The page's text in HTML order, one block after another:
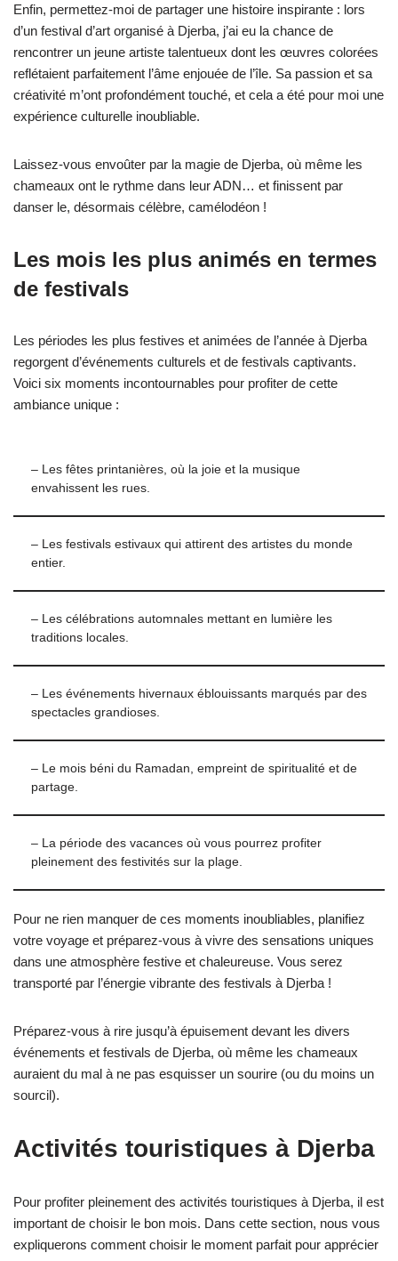
Enfin, permettez-moi de partager une histoire inspirante : lors
d’un festival d’art organisé à Djerba, j’ai eu la chance de
rencontrer un jeune artiste talentueux dont les œuvres colorées
reflétaient parfaitement l’âme enjouée de l’île. Sa passion et sa
créativité m’ont profondément touché, et cela a été pour moi une
expérience culturelle inoubliable.
Laissez-vous envoûter par la magie de Djerba, où même les
chameaux ont le rythme dans leur ADN… et finissent par
danser le, désormais célèbre, camélodéon !
Les mois les plus animés en termes
de festivals
Les périodes les plus festives et animées de l’année à Djerba
regorgent d’événements culturels et de festivals captivants.
Voici six moments incontournables pour profiter de cette
ambiance unique :
– Les fêtes printanières, où la joie et la musique
envahissent les rues.
– Les festivals estivaux qui attirent des artistes du monde
entier.
– Les célébrations automnales mettant en lumière les
traditions locales.
– Les événements hivernaux éblouissants marqués par des
spectacles grandioses.
– Le mois béni du Ramadan, empreint de spiritualité et de
partage.
– La période des vacances où vous pourrez profiter
pleinement des festivités sur la plage.
Pour ne rien manquer de ces moments inoubliables, planifiez
votre voyage et préparez-vous à vivre des sensations uniques
dans une atmosphère festive et chaleureuse. Vous serez
transporté par l’énergie vibrante des festivals à Djerba !
Préparez-vous à rire jusqu’à épuisement devant les divers
événements et festivals de Djerba, où même les chameaux
auraient du mal à ne pas esquisser un sourire (ou du moins un
sourcil).
Activités touristiques à Djerba
Pour profiter pleinement des activités touristiques à Djerba, il est
important de choisir le bon mois. Dans cette section, nous vous
expliquerons comment choisir le moment parfait pour apprécier